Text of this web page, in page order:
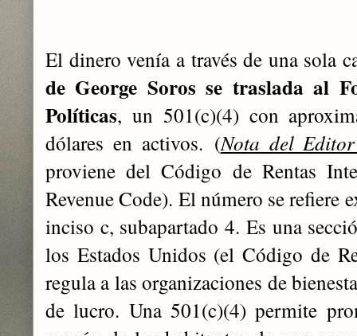
El dinero venía a través de una sola
de George Soros se traslada al
Políticas, un 501(c)(4) con
dólares en activos. (Nota del
proviene del Código de Rentas
Revenue Code). El número se refiere
inciso c, subapartado 4. Es una
los Estados Unidos (el Código de
regula a las organizaciones de
de lucro. Una 501(c)(4) permite